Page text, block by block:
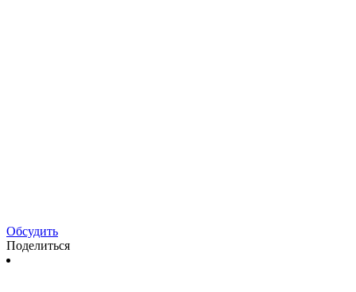
Обсудить
Поделиться